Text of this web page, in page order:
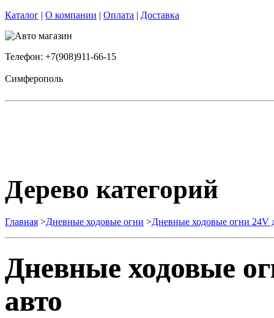
Каталог | О компании | Оплата | Доставка
Телефон: +7(908)911-66-15
Симферополь
Дерево категорий
Главная >Дневные ходовые огни >Дневные ходовые огни 24V
Дневные ходовые
авто